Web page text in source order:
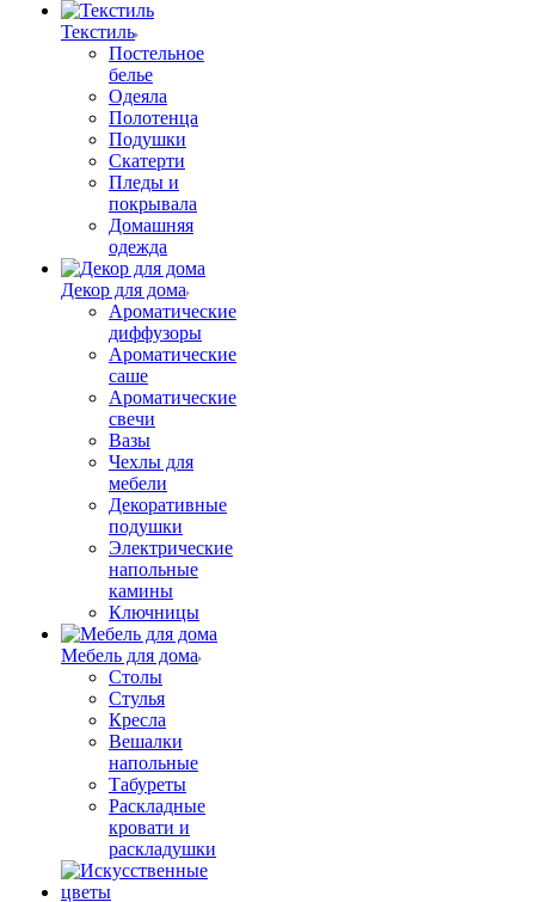
Текстиль
Постельное
белье
Одеяла
Полотенца
Подушки
Скатерти
Пледы и
покрывала
Домашняя
одежда
Декор для дома
Ароматические
диффузоры
Ароматические
саше
Ароматические
свечи
Вазы
Чехлы для
мебели
Декоративные
подушки
Электрические
напольные
камины
Ключницы
Мебель для дома
Столы
Стулья
Кресла
Вешалки
напольные
Табуреты
Раскладные
кровати и
раскладушки